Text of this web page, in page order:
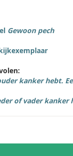
Gewoon pech
kanker hebt.
of vader kanker